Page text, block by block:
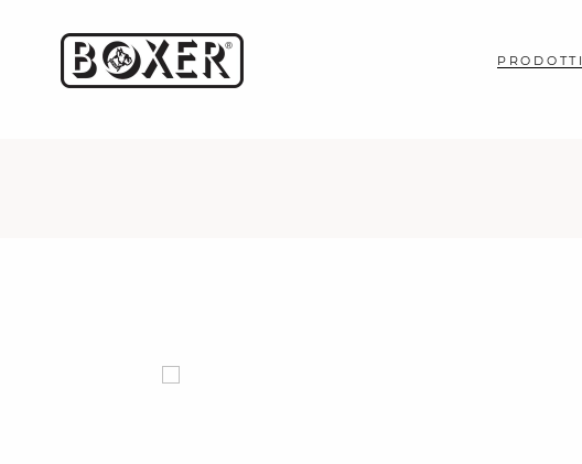
PRODOTTI